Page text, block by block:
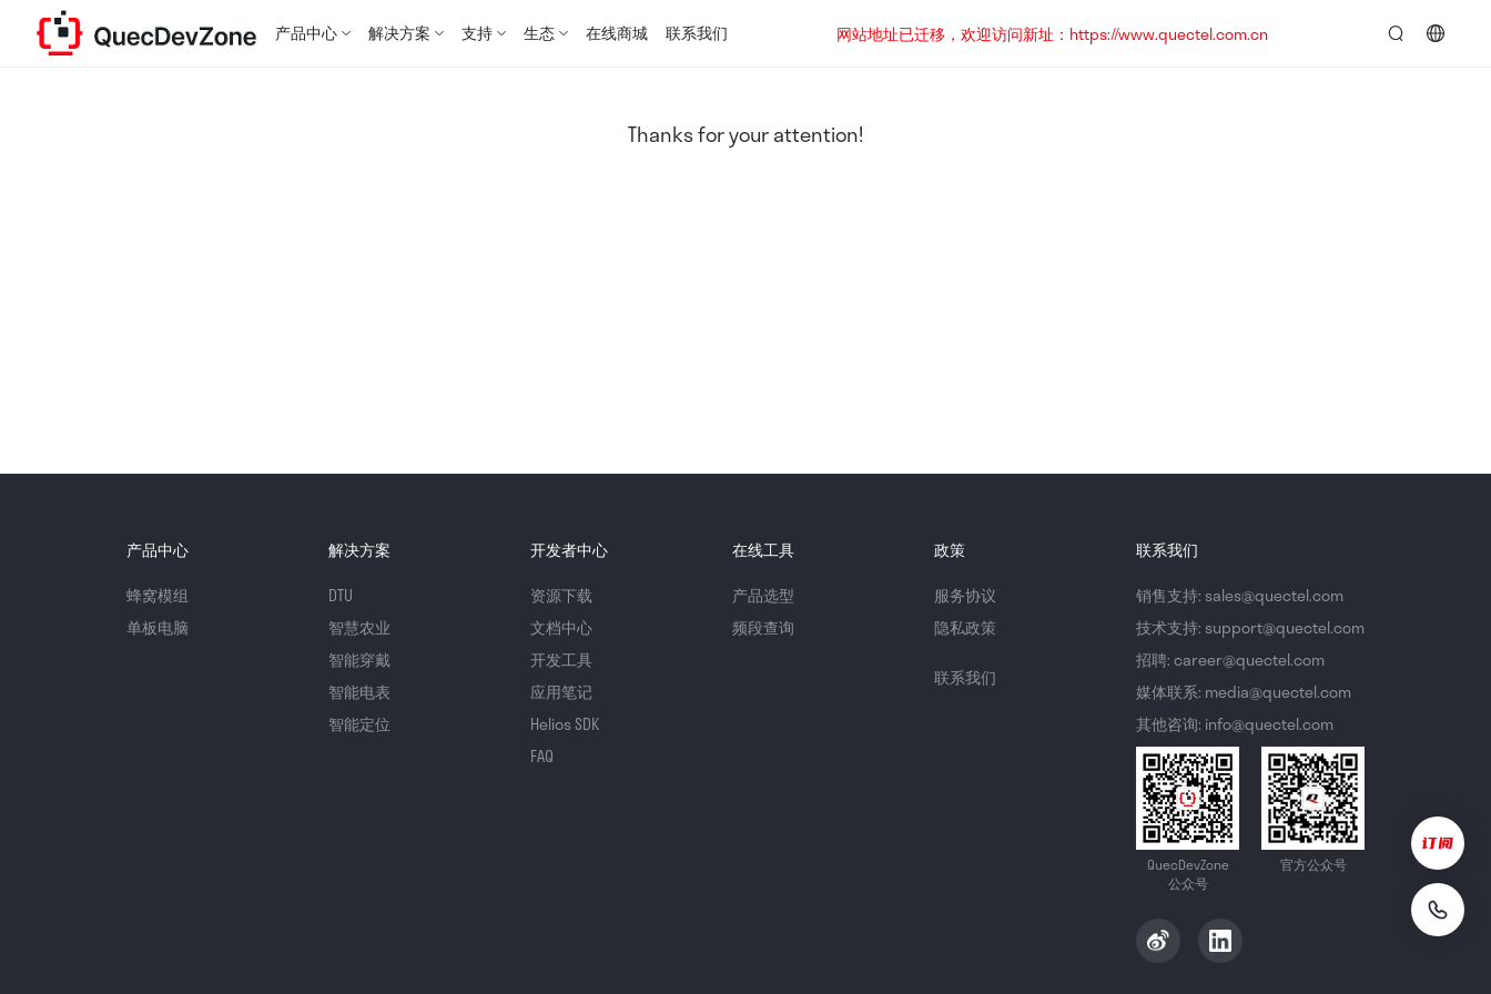
产品中心 解决方案 支持 生态 在线商城 联系我们
网站地址已迁移，欢迎访问新址：https://www.quectel.com.cn
Thanks for your attention!
产品中心
蜂窝模组
单板电脑
解决方案
DTU
智慧农业
智能穿戴
智能电表
智能定位
开发者中心
资源下载
文档中心
开发工具
应用笔记
Helios SDK
FAQ
在线工具
产品选型
频段查询
政策
服务协议
隐私政策
联系我们
联系我们
销售支持: sales@quectel.com
技术支持: support@quectel.com
招聘: career@quectel.com
媒体联系: media@quectel.com
其他咨询: info@quectel.com
QuecDevZone
公众号
官方公众号